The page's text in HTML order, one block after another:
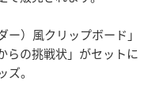
）風クリップボード」
らの挑戦状」がセットに
。